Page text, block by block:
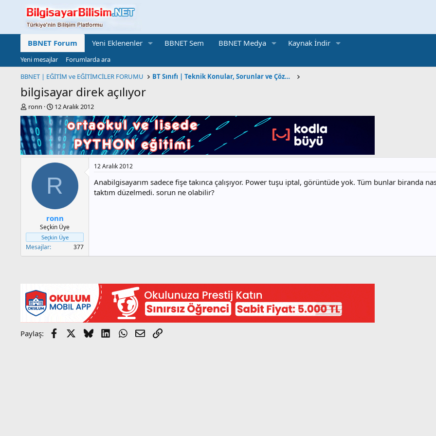
BBNET Forum Yeni Eklenenler BBNET Sem BBNET Medya Kaynak İndir
Yeni mesajlar
Forumlarda ara
BBNET | EĞİTİM ve EĞİTİMCİLER FORUMU
BT Sınıfı | Teknik Konular, Sorunlar ve Çözümler
bilgisayar direk açılıyor
K
o
n
b
u
y
ronn
B
a
ç
t
i
h
i
12 Aralık 2012
R
ronn
Seçkin Üye
Seçkin Üye
Mesajlar 377
12 Aralık 2012
Anabilgisayarım sadece fişe takınca çalışıyor. Power tuşu iptal, görüntüde yok. Tüm bunlar biranda
taktım düzelmedi. sorun ne olabilir?
Paylaş: Facebook BlueskyLinkedInWhatsApp
E-postaLink